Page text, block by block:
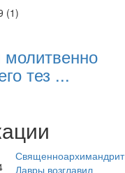
тез ...
Священноархимандрит
Лавры возглавил